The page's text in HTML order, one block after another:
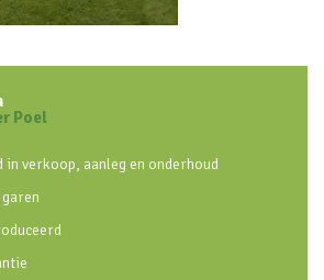
Poel
in verkoop, aanleg en onderhoud